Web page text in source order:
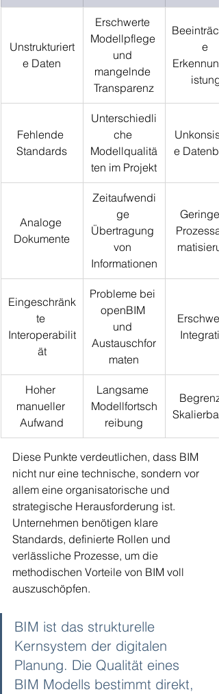
Unstrukturiert
e Daten
Erschwerte
Modellpflege
und
mangelnde
Transparenz
e
istung
Fehlende
Standards
Unterschiedli
che
Modellqualitä
ten im Projekt
e
Analoge
Dokumente
Zeitaufwendi
ge
Übertragung
von
Informationen
Eingeschränk
te
Interoperabilit
ät
Probleme bei
openBIM
und
Austauschfor
maten
Hoher
manueller
Aufwand
Langsame
Modellfortsch
reibung
Diese Punkte verdeutlichen, dass BIM
nicht nur eine technische, sondern vor
allem eine organisatorische und
strategische Herausforderung ist.
Unternehmen benötigen klare
Standards, definierte Rollen und
verlässliche Prozesse, um die
methodischen Vorteile von BIM voll
auszuschöpfen.
BIM ist das strukturelle
Kernsystem der digitalen
Planung. Die Qualität eines
BIM Modells bestimmt direkt,